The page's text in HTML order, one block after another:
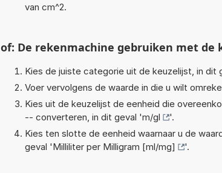
van cm^2.
of: De rekenmachine gebruiken met de
Kies de juiste categorie uit de keuzelijst, in dit
Voer vervolgens de waarde in die u wilt
Kies uit de keuzelijst de eenheid die
-- converteren, in dit geval 'm/gl
'.
Kies ten slotte de eenheid waarnaar u de
geval 'Milliliter per Milligram [ml/mg] '.